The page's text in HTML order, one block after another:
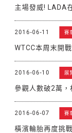
主場發威! LADA
2016-06-11 賽
WTCC本周末開
2016-06-10 展
參觀人數破2萬
2016-06-07 賽
橫濱輪胎再度挑